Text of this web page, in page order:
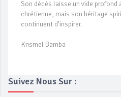
Son décès laisse un vide profond
chrétienne, mais son héritage
continuent d’inspirer.
Krismel Bamba
Suivez Nous Sur :